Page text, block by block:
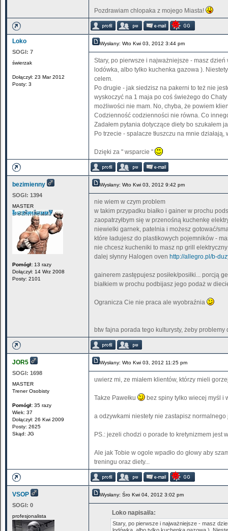
Pozdrawiam chlopaka z mojego Miasta!
Loko
SOGI: 7
świerzak
Dołączył: 23 Mar 2012
Posty: 3
Wysłany: Wto Kwi 03, 2012 3:44 pm
Stary, po pierwsze i najważniejsze - masz
lodówka, albo tylko kuchenka gazowa ).
celem.
Po drugie - jak siedzisz na pakerni to też nie
wyskoczyć na 1 maja po coś świeżego do
możliwości nie mam. No, chyba, że powiem
Codzienność codzienności nie równa. Co
Zadałem pytania dotyczące diety bo szukałem
Po trzecie - spalacze tłuszczu na mnie
Dzięki za " wsparcie "
bezimienny
SOGI: 1394
MASTER
Pomógł: 13 razy
Dołączył: 14 Wrz 2008
Posty: 2101
Wysłany: Wto Kwi 03, 2012 9:42 pm
nie wiem w czym problem
w takim przypadku białko i gainer w prochu
zaopatrzyłbym się w przenośną kuchenkę
niewielki garnek, patelnia i możesz gotować/
które ładujesz do plastikowych pojemników -
nie chcesz kucheniki to masz np grill
dalej słynny Halogen oven http://allegro.pl/b-
gainerem zastępujesz posiłek/posiłki... porcją
białkiem w prochu podbijasz jego podaż w
Ogranicza Cie nie praca ale wyobraźnia
btw fajna porada tego kulturysty, żeby
JOR5
SOGI: 1698
MASTER
Trener Osobisty
Pomógł: 35 razy
Wiek: 37
Dołączył: 26 Kwi 2009
Posty: 2625
Skąd: JG
Wysłany: Wto Kwi 03, 2012 11:25 pm
uwierz mi, ze miałem klientów, którzy mieli
Takze Pawełku bez spiny tylko wiecej myśl i
a odzywkami niestety nie zastapisz normalnego
PS.: jezeli chodzi o porade to kretynizmem jest
Ale jak Tobie w ogole wpadło do głowy aby
treningu oraz diety...
VSOP
SOGI: 0
profesjonalista
Wysłany: Śro Kwi 04, 2012 3:02 pm
Loko napisał/a:
Stary, po pierwsze i najważniejsze - masz